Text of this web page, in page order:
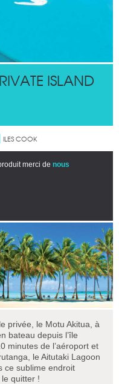
ISLAND
ILES COOK
merci de nous
privée, le Motu Akitua, à
bateau depuis l’île
minutes de l’aéroport et
le Aitutaki Lagoon
ce sublime endroit
quitter !